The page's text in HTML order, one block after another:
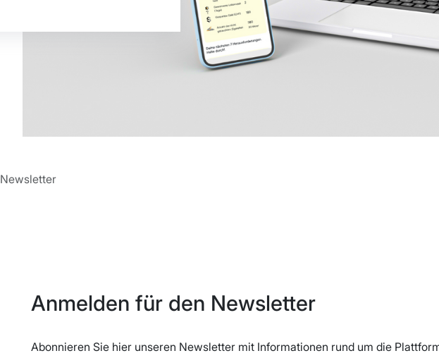
Newsletter
Anmelden für den Newsletter
Abonnieren Sie hier unseren Newsletter mit Informationen rund um die